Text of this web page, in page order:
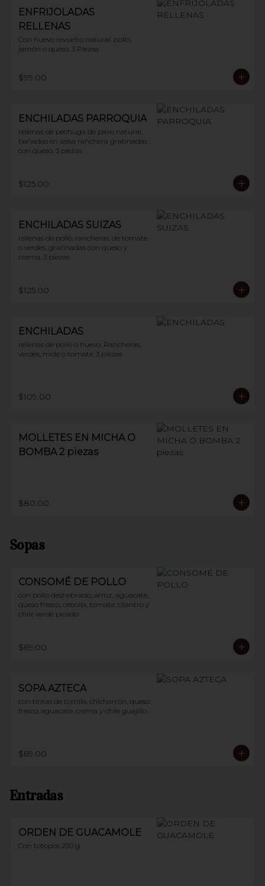
ENFRIJOLADAS
RELLENAS
Con huevo revuelto natural, pollo,
jamón o queso. 3 Piezas
$99.00
ENCHILADAS PARROQUIA
rellenas de pechuga de pavo natural,
bañadas en salsa ranchera gratinadas
con queso. 3 piezas
$125.00
ENCHILADAS SUIZAS
rellenas de pollo, rancheras, de tomate
o verdes, gratinadas con queso y
crema. 3 piezas
$125.00
ENCHILADAS
rellenas de pollo o huevo. Rancheras,
verdes, mole o tomate. 3 piezas
$109.00
MOLLETES EN MICHA O
BOMBA 2 piezas
$80.00
Sopas
CONSOMÉ DE POLLO
con pollo deshebrado, arroz, aguacate,
queso fresco, cebolla, tomate, cilantro y
chile verde picado
$69.00
SOPA AZTECA
con tiritas de tortilla, chicharrón, queso
fresco, aguacate, crema y chile guajillo.
$69.00
Entradas
ORDEN DE GUACAMOLE
Con totopos 250 g